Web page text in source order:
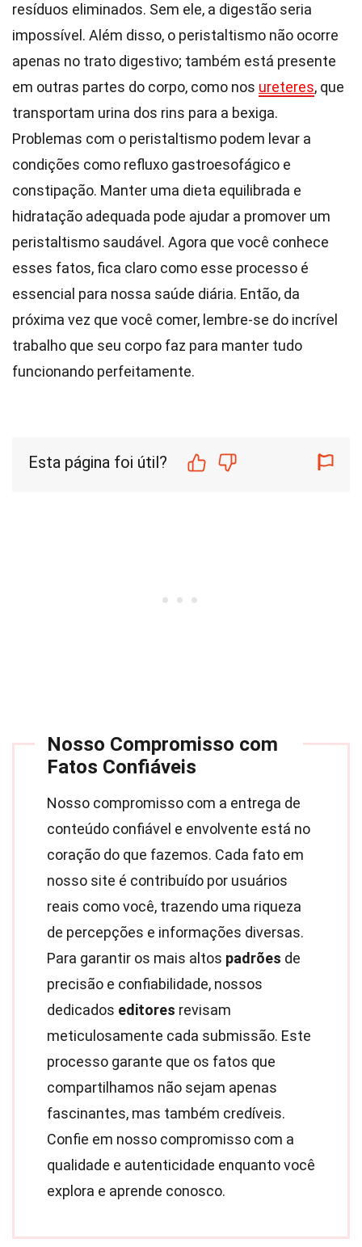
resíduos eliminados. Sem ele, a digestão seria
impossível. Além disso, o peristaltismo não ocorre
apenas no trato digestivo; também está presente
em outras partes do corpo, como nos ureteres, que
transportam urina dos rins para a bexiga.
Problemas com o peristaltismo podem levar a
condições como refluxo gastroesofágico e
constipação. Manter uma dieta equilibrada e
hidratação adequada pode ajudar a promover um
peristaltismo saudável. Agora que você conhece
esses fatos, fica claro como esse processo é
essencial para nossa saúde diária. Então, da
próxima vez que você comer, lembre-se do incrível
trabalho que seu corpo faz para manter tudo
funcionando perfeitamente.
Esta página foi útil?
Nosso Compromisso com
Fatos Confiáveis
Nosso compromisso com a entrega de
conteúdo confiável e envolvente está no
coração do que fazemos. Cada fato em
nosso site é contribuído por usuários
reais como você, trazendo uma riqueza
de percepções e informações diversas.
Para garantir os mais altos padrões de
precisão e confiabilidade, nossos
dedicados editores revisam
meticulosamente cada submissão. Este
processo garante que os fatos que
compartilhamos não sejam apenas
fascinantes, mas também credíveis.
Confie em nosso compromisso com a
qualidade e autenticidade enquanto você
explora e aprende conosco.